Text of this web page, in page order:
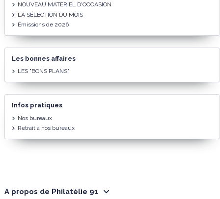
NOUVEAU MATERIEL D'OCCASION
LA SÉLECTION DU MOIS
Émissions de 2026
Les bonnes affaires
LES "BONS PLANS"
Infos pratiques
Nos bureaux
Retrait à nos bureaux
A propos de Philatélie 91